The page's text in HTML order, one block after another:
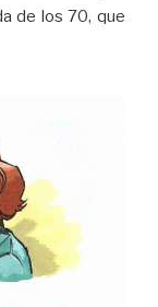
de los 70, que